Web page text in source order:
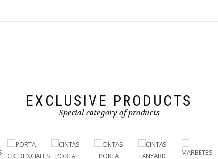
EXCLUSIVE PRODUCTS
Special category of products